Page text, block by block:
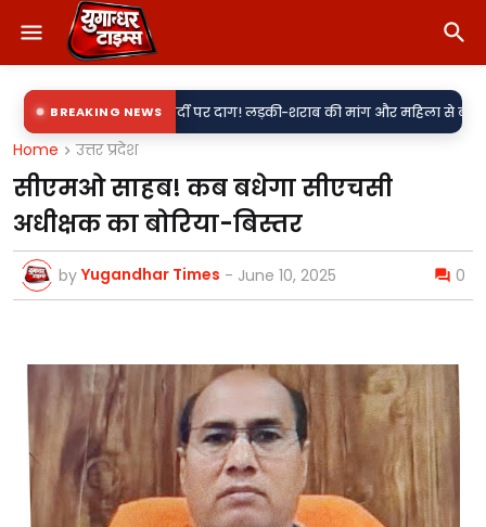
BREAKING NEWS
वर्दी पर दाग! लड़की-शराब की मांग और महिला से बदसलूकी के आरोप में दो
Home उत्तर प्रदेश
सीएमओ साहब! कब बधेगा सीएचसी
अधीक्षक का बोरिया-बिस्तर
by Yugandhar Times - June 10, 2025 0